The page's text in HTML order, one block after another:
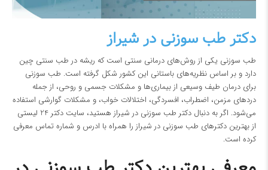
دکتر طب سوزنی در شیراز
طب سوزنی یکی از روش‌های درمانی سنتی است که ریشه در طب سنتی چین
دارد و بر اساس نظریه‌های باستانی این کشور شکل گرفته است. طب سوزنی
برای درمان طیف وسیعی از بیماری‌ها و مشکلات جسمی و روحی، از جمله
دردهای مزمن، اضطراب، افسردگی، اختلالات خواب، و مشکلات گوارشی استفاده
می‌شود. اگر به دنبال دکتر طب سوزنی در شیراز هستید، سایت دکتر 24 لیستی
از بهترین دکترهای طب سوزنی در شیراز را همراه با ادرس و شماره تماس معرفی
کرده است.